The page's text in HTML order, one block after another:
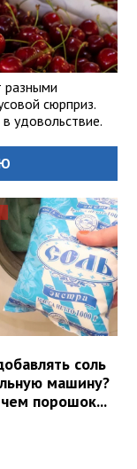
разными
сюрприз.
удовольствие.
соль
машину?
порошок...